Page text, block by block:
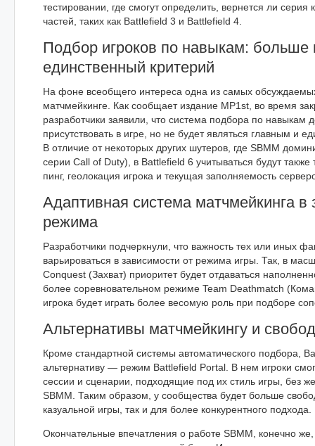
тестировании, где смогут определить, вернется ли серия
частей, таких как Battlefield 3 и Battlefield 4.
Подбор игроков по навыкам: больше
единственный критерий
На фоне всеобщего интереса одна из самых
матчмейкинге. Как сообщает издание MP1st, во время
разработчики заявили, что система подбора по навыкам
присутствовать в игре, но не будет являться главным и
В отличие от некоторых других шутеров, где SBMM
серии Call of Duty), в Battlefield 6 учитываться будут также
пинг, геолокация игрока и текущая заполняемость
Адаптивная система матчмейкинга в
режима
Разработчики подчеркнули, что важность тех или иных
варьироваться в зависимости от режима игры. Так, в
Conquest (Захват) приоритет будет отдаваться
более соревновательном режиме Team Deathmatch
игрока будет играть более весомую роль при подборе
Альтернативы матчмейкингу и
Кроме стандартной системы автоматического подбора,
альтернативу — режим Battlefield Portal. В нем игроки
сессии и сценарии, подходящие под их стиль игры, без
SBMM. Таким образом, у сообщества будет больше
казуальной игры, так и для более конкурентного подхода.
Окончательные впечатления о работе SBMM, конечно